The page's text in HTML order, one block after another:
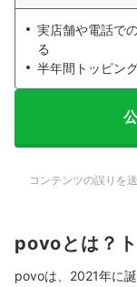
実店舗や電話で
る
半年間トッピン
コンテンツの誤りを
povoとは？
povoは、2021年に